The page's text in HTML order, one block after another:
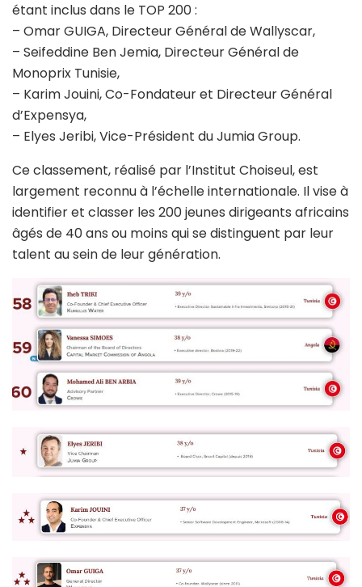
étant inclus dans le TOP 200 :
– Omar GUIGA, Directeur Général de Wallyscar,
– Seifeddine Ben Jemia, Directeur Général de
Monoprix Tunisie,
– Karim Jouini, Co-Fondateur et Directeur Général
d’Expensya,
– Elyes Jeribi, Vice-Président du Jumia Group.
Ce classement, réalisé par l’Institut Choiseul, est
largement reconnu à l’échelle internationale. Il vise à
identifier et classer les 200 jeunes dirigeants africains
âgés de 40 ans ou moins qui se distinguent par leur
talent au sein de leur génération.